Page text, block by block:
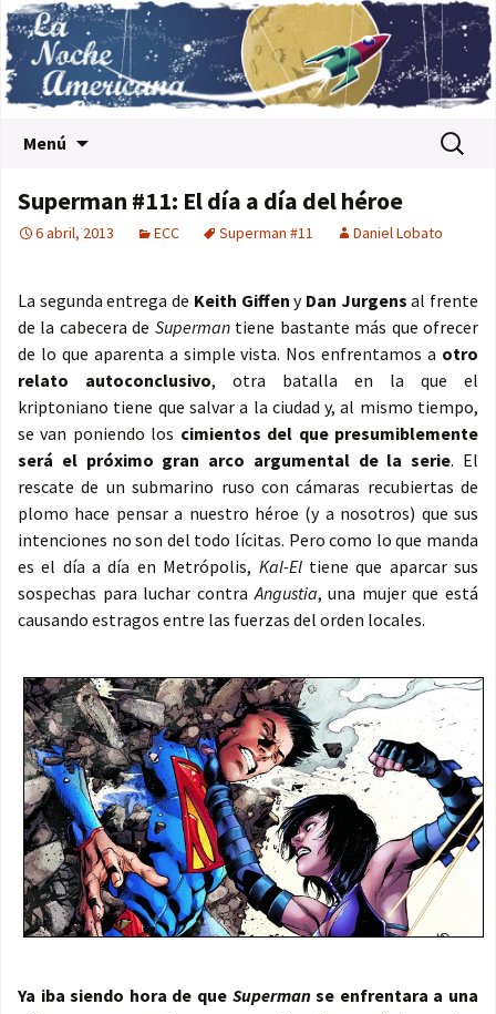
Menú Buscar:
Superman #11: El día a día del héroe
6 abril, 2013 ECC Superman #11 Daniel Lobato
La segunda entrega de Keith Giffen y Dan Jurgens al frente
de la cabecera de Supermantiene bastante más que ofrecer
de lo que aparenta a simple vista. Nos enfrentamos a otro
relato autoconclusivo, otra batalla en la que el
kriptoniano tiene que salvar a la ciudad y, al mismo tiempo,
se van poniendo los cimientos del que presumiblemente
será el próximo gran arco argumental de la serie. El
rescate de un submarino ruso con cámaras recubiertas de
plomo hace pensar a nuestro héroe (y a nosotros) que sus
intenciones no son del todo lícitas. Pero como lo que manda
es el día a día en Metrópolis, Kal-Eltiene que aparcar sus
sospechas para luchar contraAngustia, una mujer que está
causando estragos entre las fuerzas del orden locales.
Ya iba siendo hora de que Supermanse enfrentara a una